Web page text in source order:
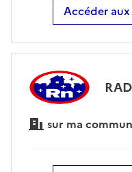
Accéder
sur ma